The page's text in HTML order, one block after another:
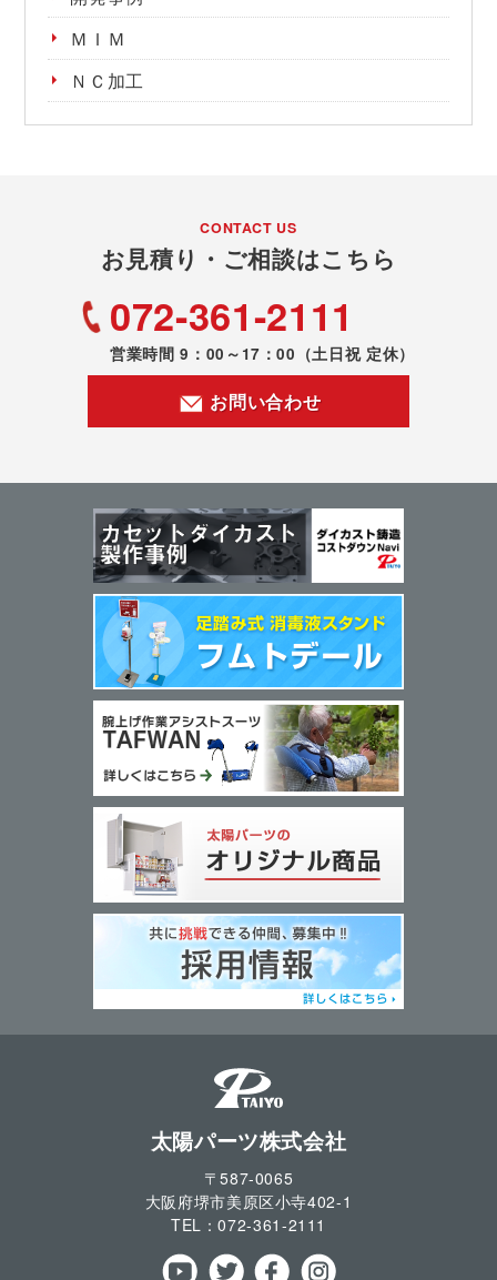
ＭＩＭ
ＮＣ加工
CONTACT US
お見積り・ご相談はこちら
072-361-2111
営業時間 9：00～17：00 （土日祝 定休）
お問い合わせ
太陽パーツ株式会社
〒587-0065
大阪府堺市美原区小寺402-1
TEL：072-361-2111